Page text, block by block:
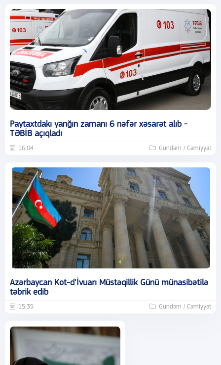
Paytaxtdakı yanğın zamanı 6 nəfər xəsarət alıb -
TƏBİB açıqladı
16:04 Gündəm / Cəmiyyət
Azərbaycan Kot-d'İvuarı Müstəqillik Günü münasibətilə
təbrik edib
15:35 Gündəm / Cəmiyyət